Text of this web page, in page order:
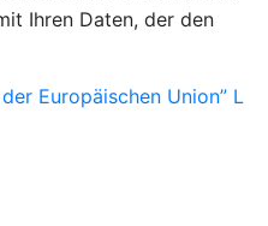
Ihren Daten, der den
Europäischen Union” L